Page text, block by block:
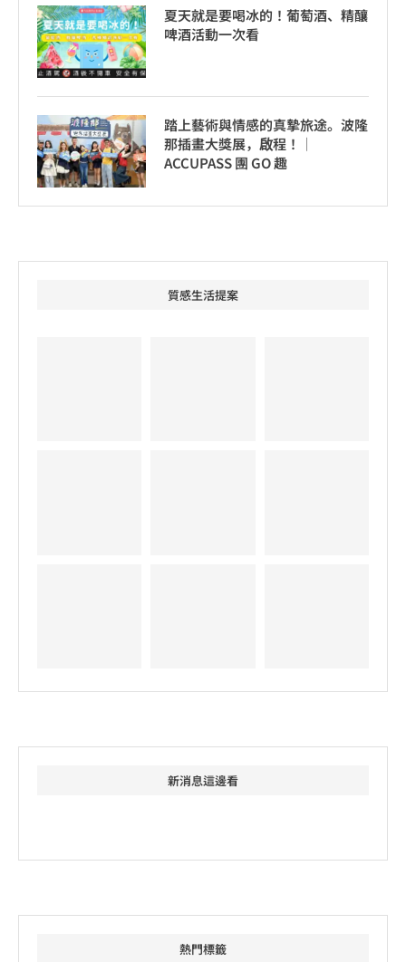
夏天就是要喝冰的！葡萄酒、精釀
啤酒活動一次看
踏上藝術與情感的真摯旅途。波隆
那插畫大獎展，啟程！│
ACCUPASS 團 GO 趣
質感生活提案
新消息這邊看
熱門標籤